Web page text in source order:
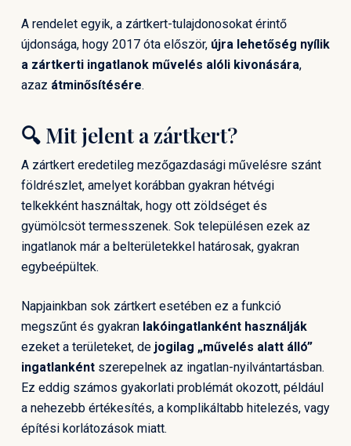
A rendelet egyik, a zártkert-tulajdonosokat érintő
újdonsága, hogy 2017 óta először, újra lehetőség nyílik
a zártkerti ingatlanok művelés alóli kivonására,
azaz átminősítésére.
🔍 Mit jelent a zártkert?
A zártkert eredetileg mezőgazdasági művelésre szánt
földrészlet, amelyet korábban gyakran hétvégi
telkekként használtak, hogy ott zöldséget és
gyümölcsöt termesszenek. Sok településen ezek az
ingatlanok már a belterületekkel határosak, gyakran
egybeépültek.
Napjainkban sok zártkert esetében ez a funkció
megszűnt és gyakran lakóingatlanként használják
ezeket a területeket, de jogilag „művelés alatt álló”
ingatlanként szerepelnek az ingatlan-nyilvántartásban.
Ez eddig számos gyakorlati problémát okozott, például
a nehezebb értékesítés, a komplikáltabb hitelezés, vagy
építési korlátozások miatt.